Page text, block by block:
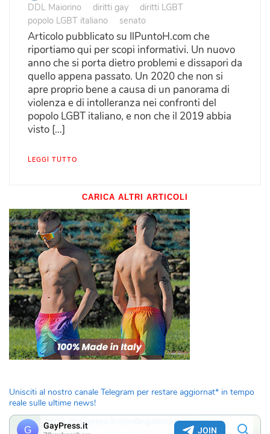
DDL Maiorino
diritti gay
diritti LGBT
popolo LGBT italiano
senato
Articolo pubblicato su IlPuntoH.com che
riportiamo qui per scopi informativi. Un nuovo
anno che si porta dietro problemi e dissapori da
quello appena passato. Un 2020 che non si
apre proprio bene a causa di un panorama di
violenza e di intolleranza nei confronti del
popolo LGBT italiano, e non che il 2019 abbia
visto […]
LEGGI TUTTO
CARICA ALTRI ARTICOLI
Unisciti al nostro canale Telegram per restare aggiornat* in tempo
reale sulle ultime news!